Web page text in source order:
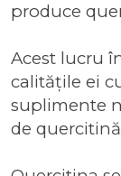
produce
Acest lucru
calitățile ei
suplimente
de